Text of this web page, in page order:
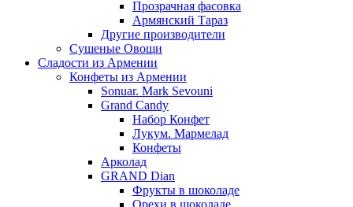
Прозрачная фасовка
Армянский Тараз
Другие производители
Сушеные Овощи
Сладости из Армении
Конфеты из Армении
Sonuar. Mark Sevouni
Grand Candy
Набор Конфет
Лукум. Мармелад
Конфеты
Арколад
GRAND Dian
Фрукты в шоколаде
Орехи в шоколаде